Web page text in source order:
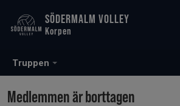
Truppen
SÖDERMALM VOLLEY
Korpen
Medlemmen är borttagen